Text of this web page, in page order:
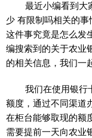
最近小编看到大
少 有限制吗相关的
这件事究竟是怎么发
编搜索到的关于农业
的相关信息，我们一
我们在使用银行
额度，通过不同渠道
在柜台能够取现的额
需要提前一天向农业